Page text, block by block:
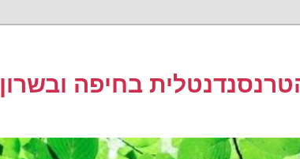
בחיפה ובשרון